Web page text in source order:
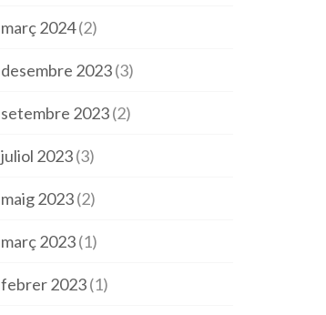
març 2024(2)
desembre 2023(3)
setembre 2023(2)
juliol 2023(3)
maig 2023(2)
març 2023(1)
febrer 2023(1)